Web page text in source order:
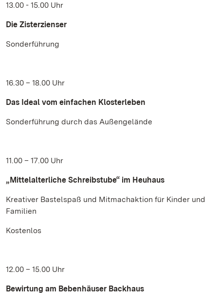
13.00 - 15.00 Uhr
Die Zisterzienser
Sonderführung
16.30 – 18.00 Uhr
Das Ideal vom einfachen Klosterleben
Sonderführung durch das Außengelände
11.00 – 17.00 Uhr
„Mittelalterliche Schreibstube“ im Heuhaus
Kreativer Bastelspaß und Mitmachaktion für Kinder und
Familien
Kostenlos
12.00 – 15.00 Uhr
Bewirtung am Bebenhäuser Backhaus